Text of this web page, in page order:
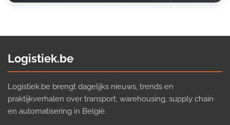
Logistiek.be
Logistiek.be brengt dagelijks nieuws, trends en
praktijkverhalen over transport, warehousing, supply chain
en automatisering in België.